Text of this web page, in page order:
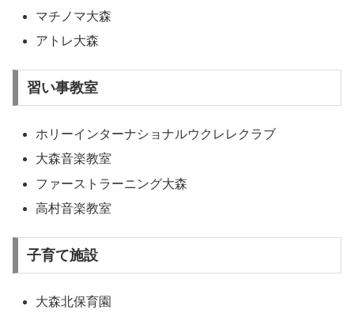
マチノマ大森
アトレ大森
習い事教室
ホリーインターナショナルウクレレクラブ
大森音楽教室
ファーストラーニング大森
高村音楽教室
子育て施設
大森北保育園